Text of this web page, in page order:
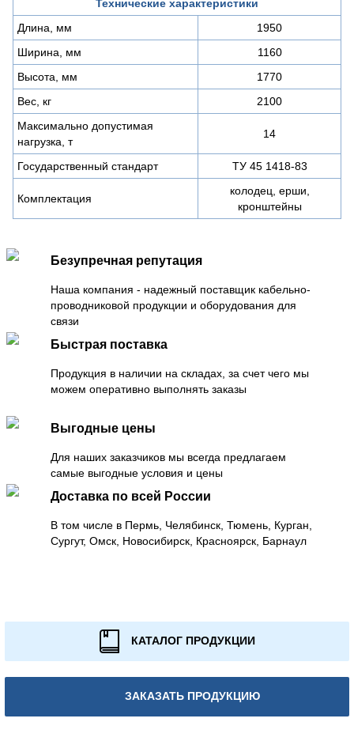
Технические характеристики
Длина, мм
1950
Ширина, мм
1160
Высота, мм
1770
Вес, кг
2100
Максимально допустимая
нагрузка, т
14
Государственный стандарт ТУ 45 1418-83
Комплектация
колодец, ерши,
кронштейны
Безупречная репутация
Наша компания - надежный поставщик кабельно-
проводниковой продукции и оборудования для
связи
Быстрая поставка
Продукция в наличии на складах, за счет чего мы
можем оперативно выполнять заказы
Выгодные цены
Для наших заказчиков мы всегда предлагаем
самые выгодные условия и цены
Доставка по всей России
В том числе в Пермь, Челябинск, Тюмень, Курган,
Сургут, Омск, Новосибирск, Красноярск, Барнаул
КАТАЛОГ ПРОДУКЦИИ
ЗАКАЗАТЬ ПРОДУКЦИЮ